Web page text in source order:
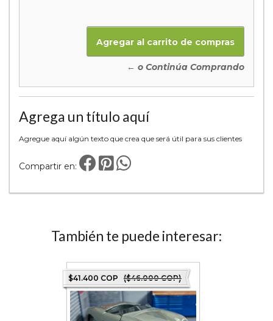
← o Continúa Comprando
Agrega un título aquí
Agregue aquí algún texto que crea que será útil para sus clientes
Compartir en:
También te puede interesar:
$41.400 COP ($46.000 COP)